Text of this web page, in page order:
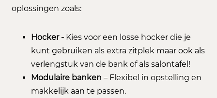
oplossingen zoals:
Hocker - Kies voor een losse hocker die je
kunt gebruiken als extra zitplek maar ook als
verlengstuk van de bank of als salontafel!
Modulaire banken – Flexibel in opstelling en
makkelijk aan te passen.